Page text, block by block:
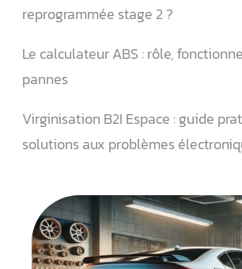
reprogrammée stage 2 ?
Le calculateur ABS : rôle,
pannes
Virginisation B2I Espace : guide
solutions aux problèmes